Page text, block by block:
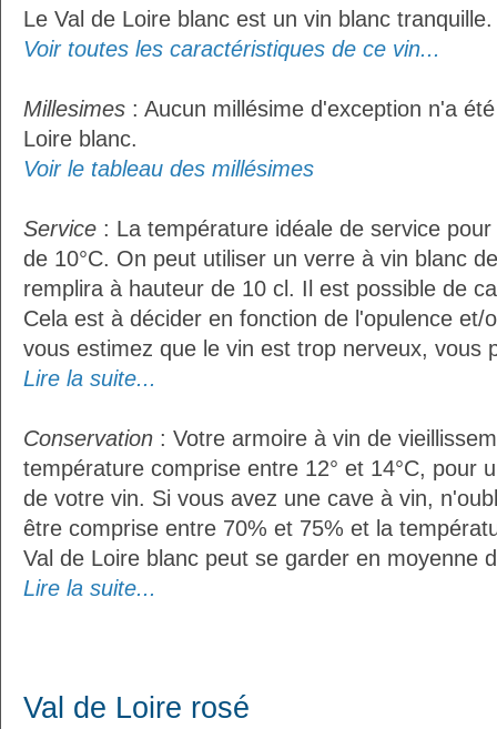
Le Val de Loire blanc est un vin blanc tranquille.
Voir toutes les caractéristiques de ce vin...
Millesimes : Aucun millésime d'exception n'a
Loire blanc.
Voir le tableau des millésimes
Service : La température idéale de service
de 10°C. On peut utiliser un verre à vin blanc
remplira à hauteur de 10 cl. Il est possible de
Cela est à décider en fonction de l'opulence et/
vous estimez que le vin est trop nerveux, vous
Lire la suite...
Conservation : Votre armoire à vin de
température comprise entre 12° et 14°C, pour
de votre vin. Si vous avez une cave à vin,
être comprise entre 70% et 75% et la
Val de Loire blanc peut se garder en moyenne
Lire la suite...
Val de Loire rosé